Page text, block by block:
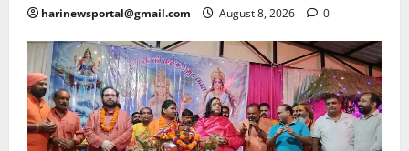
harinewsportal@gmail.com August 8, 2026 0